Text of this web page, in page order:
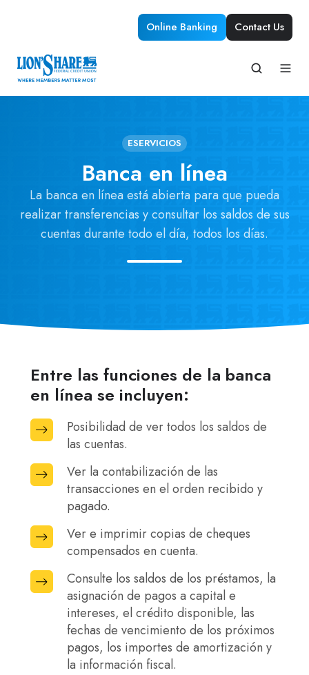
Online Banking Contact Us
ESERVICIOS
Banca en línea
La banca en línea está abierta para que pueda
realizar transferencias y consultar los saldos de sus
cuentas durante todo el día, todos los días.
Entre las funciones de la banca
en línea se incluyen:
Posibilidad de ver todos los saldos de
las cuentas.
Posibilidad
ver
todos
saldos
de
cuentas.
Ver la contabilización de las
transacciones en el orden recibido y
pagado.
Ver
contabilización
de
las
transacciones
en
recibido
Ver e imprimir copias de cheques
compensados en cuenta.
Ver
imprimir
copias
cheques
compensados
Consulte los saldos de los préstamos, la
asignación de pagos a capital e
intereses, el crédito disponible, las
fechas de vencimiento de los próximos
pagos, los importes de amortización y
la información fiscal.
Consulte